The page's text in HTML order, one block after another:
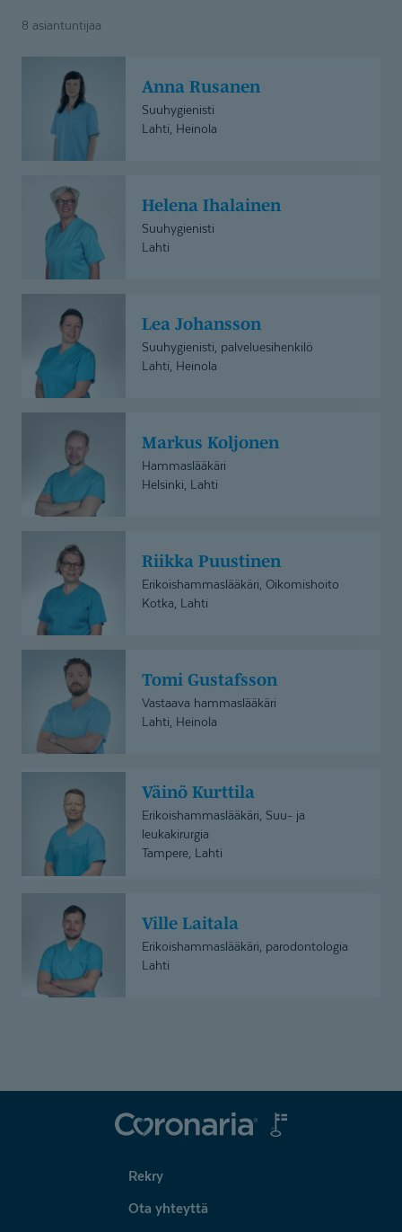
8 asiantuntijaa
Rusanen
Anna Rusanen
Suuhygienisti
Lahti, Heinola
Helena
Ihalainen
Helena Ihalainen
Suuhygienisti
Lahti
Johansson
Lea Johansson
Suuhygienisti, palveluesihenkilö
Lahti, Heinola
Koljonen
Markus Koljonen
Hammaslääkäri
Helsinki, Lahti
Puustinen
Riikka Puustinen
Erikoishammaslääkäri, Oikomishoito
Kotka, Lahti
Gustafsson
Tomi Gustafsson
Vastaava hammaslääkäri
Lahti, Heinola
Väinö
Kurttila
Väinö Kurttila
Erikoishammaslääkäri, Suu- ja
leukakirurgia
Tampere, Lahti
Ville Laitala
Erikoishammaslääkäri, parodontologia
Lahti
Coronaria
Rekry
Ota yhteyttä